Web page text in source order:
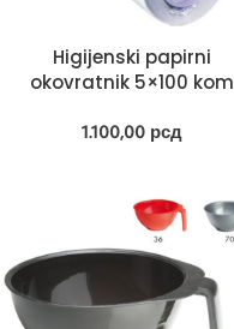
Higijenski papirni
okovratnik 5×100 kom
1.100,00 рсд